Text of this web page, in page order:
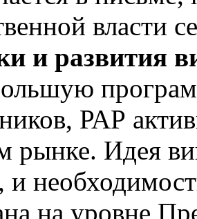
власти
и развития
РАР
рынке. Идея
и
на уровне